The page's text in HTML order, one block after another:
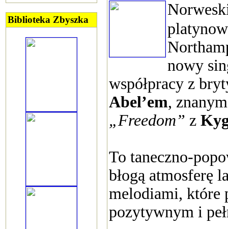
Biblioteka Zbyszka
nowy
współpracy z
Abel’em,
„Freedom” z
To taneczno-
błogą atmosferę
melodiami, które
pozytywnym i